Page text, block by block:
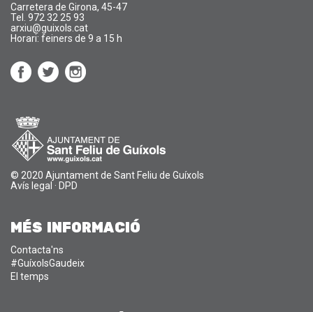
Carretera de Girona, 45-47
Tel. 972 32 25 93
arxiu@guixols.cat
Horari: feiners de 9 a 15 h
© 2020 Ajuntament de Sant Feliu de Guíxols
Avís legal · DPD
MÉS INFORMACIÓ
Contacta'ns
#GuíxolsGaudeix
El temps